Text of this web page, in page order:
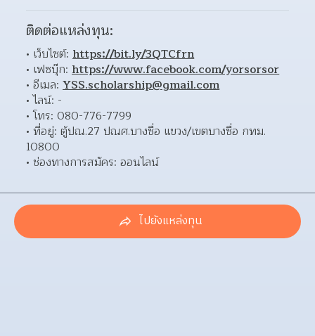
ติดต่อแหล่งทุน:
เว็บไซต์: https://bit.ly/3QTCfrn
เฟซบุ๊ก: https://www.facebook.com/yorsorsor
อีเมล: YSS.scholarship@gmail.com
ไลน์: -
โทร: 080-776-7799
ที่อยู่: ตู้ปณ.27 ปณศ.บางซื่อ แขวง/เขตบางซื่อ กทม.
10800
ช่องทางการสมัคร: ออนไลน์
ไปยังแหล่งทุน